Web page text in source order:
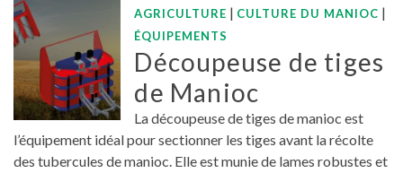
AGRICULTURE | CULTURE DU MANIOC |
ÉQUIPEMENTS
Découpeuse de tiges
de Manioc
La découpeuse de tiges de manioc est
l’équipement idéal pour sectionner les tiges avant la récolte
des tubercules de manioc. Elle est munie de lames robustes et